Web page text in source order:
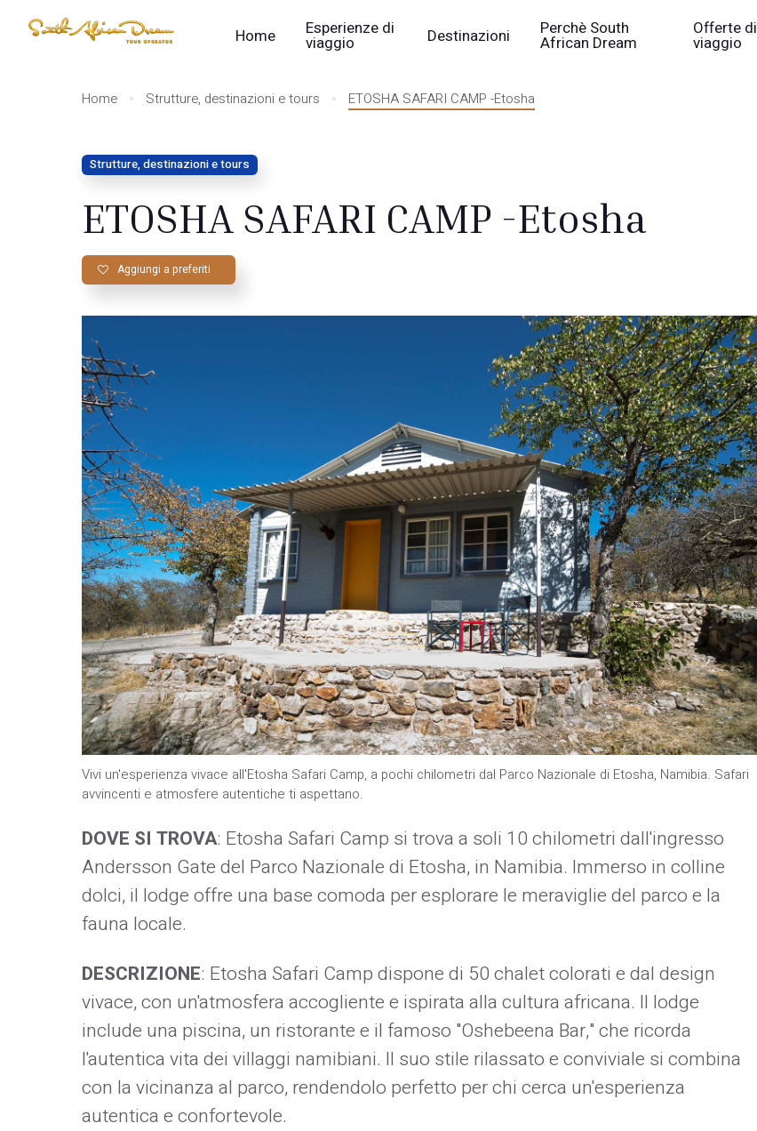
Home Esperienze di
viaggio Destinazioni Perchè South
African Dream
Offerte di
viaggio
Home Strutture, destinazioni e tours ETOSHA SAFARI CAMP -Etosha
Strutture, destinazioni e tours
ETOSHA SAFARI CAMP -Etosha
Aggiungi a preferiti
Vivi un'esperienza vivace all'Etosha Safari Camp, a pochi chilometri dal Parco Nazionale di Etosha, Namibia. Safari
avvincenti e atmosfere autentiche ti aspettano.
DOVE SI TROVA: Etosha Safari Camp si trova a soli 10 chilometri dall'ingresso
Andersson Gate del Parco Nazionale di Etosha, in Namibia. Immerso in colline
dolci, il lodge offre una base comoda per esplorare le meraviglie del parco e la
fauna locale.
DESCRIZIONE: Etosha Safari Camp dispone di 50 chalet colorati e dal design
vivace, con un'atmosfera accogliente e ispirata alla cultura africana. Il lodge
include una piscina, un ristorante e il famoso "Oshebeena Bar," che ricorda
l'autentica vita dei villaggi namibiani. Il suo stile rilassato e conviviale si combina
con la vicinanza al parco, rendendolo perfetto per chi cerca un'esperienza
autentica e confortevole.